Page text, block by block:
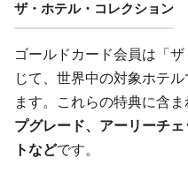
ザ・ホテル・コレクション
ゴールドカード会員は「
じて、世界中の対象ホテ
ます。これらの特典に含ま
プグレード、アーリーチ
トなどです。